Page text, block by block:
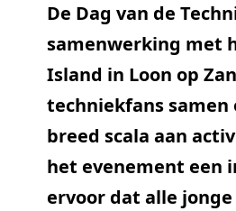
De Dag van de
samenwerking met
Island in Loon op
techniekfans samen
breed scala aan
het evenement een
ervoor dat alle